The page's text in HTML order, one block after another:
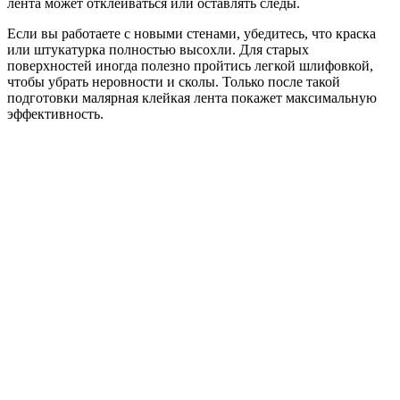
Если вы работаете с новыми стенами, убедитесь, что краска
или штукатурка полностью высохли. Для старых
поверхностей иногда полезно пройтись легкой шлифовкой,
чтобы убрать неровности и сколы. Только после такой
подготовки малярная клейкая лента покажет максимальную
эффективность.